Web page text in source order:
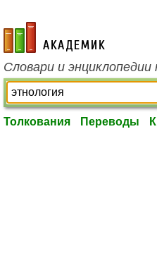
academic.ru
Словари и энциклопедии
Толкования Переводы